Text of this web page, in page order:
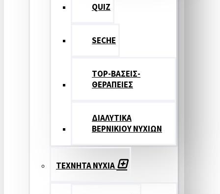
QUIZ
SECHE
TOP-ΒΑΣΕΙΣ-
ΘΕΡΑΠΕΙΕΣ
ΔΙΑΛΥΤΙΚΑ
ΒΕΡΝΙΚΙΟΥ ΝΥΧΙΩΝ
ΤΕΧΝΗΤΑ ΝΥΧΙΑ